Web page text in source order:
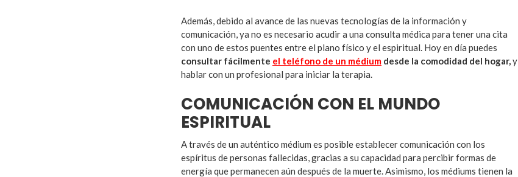
Además, debido al avance de las nuevas tecnologías de la información y
comunicación, ya no es necesario acudir a una consulta médica para tener una cita
con uno de estos puentes entre el plano físico y el espiritual. Hoy en día puedes
consultar fácilmente el teléfono de un médium desde la comodidad del hogar,y
hablar con un profesional para iniciar la terapia.
COMUNICACIÓN CON EL MUNDO
ESPIRITUAL
A través de un auténtico médium es posible establecer comunicación con los
espíritus de personas fallecidas, gracias a su capacidad para percibir formas de
energía que permanecen aún después de la muerte. Asimismo, los médiums tienen la